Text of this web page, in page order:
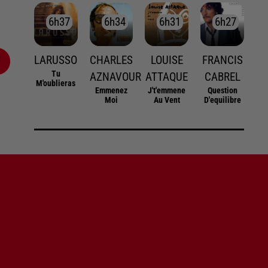
6h37
6h37
LARUSSO
Tu
M'oublieras
6h34
6h34
CHARLES
AZNAVOUR
Emmenez
Moi
6h31
6h31
LOUISE
ATTAQUE
J't'emmene
Au Vent
6h27
6h27
FRANCIS
CABREL
Question
D'equilibre